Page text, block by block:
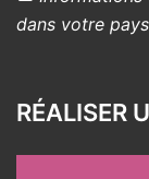
dans votre
RÉALISER